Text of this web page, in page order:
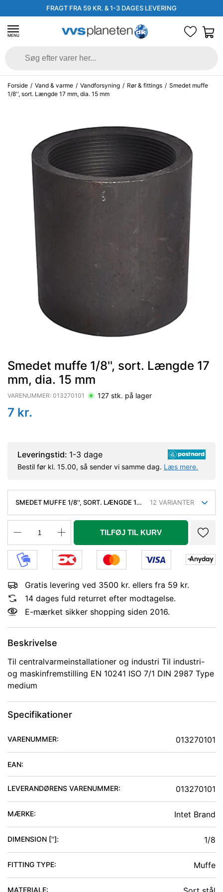
FRAGT FRA 59 KR. & 1-3 DAGES LEVERING
MENU
Forside / Vand & varme / Vandforsyning / Rør & fittings / Smedet muffe
1/8'', sort. Længde 17 mm, dia. 15 mm
Smedet muffe 1/8'', sort. Længde 17
mm, dia. 15 mm
VARENUMMER: 013270101 127 stk. på lager
7 kr.
Leveringstid: 1-3 dage
Bestil før kl. 15.00, så sender vi samme dag. Læs mere.
SMEDET MUFFE 1/8'', SORT. LÆNGDE 17
12 VARIANTER
TILFØJ TIL KURV
Gratis levering ved 3500 kr. ellers fra 59 kr.
14 dages fuld returret efter modtagelse.
E-mærket sikker shopping siden 2016.
Beskrivelse
Til centralvarmeinstallationer og industri Til industri-
og maskinfremstilling EN 10241 ISO 7/1 DIN 2987 Type
medium
Specifikationer
VARENUMMER: 013270101
EAN:
LEVERANDØRENS VARENUMMER: 013270101
MÆRKE: Intet Brand
DIMENSION ['']: 1/8
FITTING TYPE: Muffe
MATERIALE: